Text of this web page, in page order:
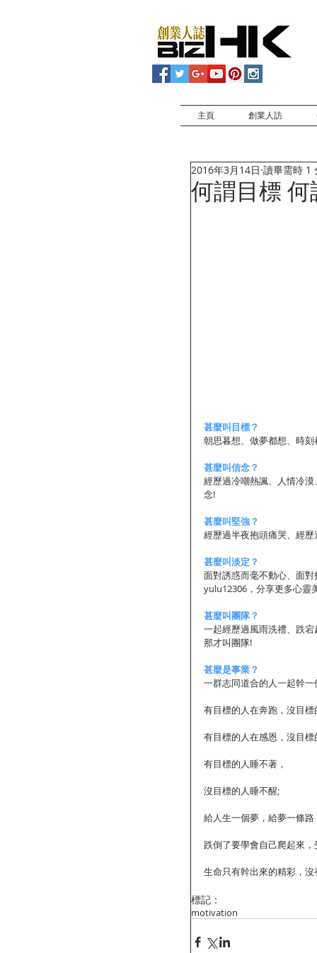
主頁 創業人訪
何謂目標 何
2016年3月14日 讀畢需時 1
甚麼叫目標？
朝思暮想、做夢都想、時
甚麼叫信念？
經歷過冷嘲熱諷、人情冷
念!
甚麼叫堅強？
經歷過半夜抱頭痛哭、經
甚麼叫淡定？
面對誘惑而毫不動心、面
yulu12306，分享更多心靈
甚麼叫團隊？
一起經歷過風雨洗禮、跌
那才叫團隊!
甚麼是事業？
一群志同道合的人一起幹
有目標的人在奔跑，沒目標
有目標的人在感恩，沒目標
有目標的人睡不著，
沒目標的人睡不醒;
給人生一個夢，給夢一條
跌倒了要學會自己爬起來
生命只有幹出來的精彩，
標記：
motivation